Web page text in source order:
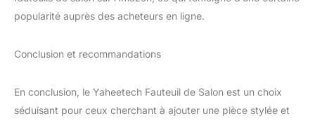
popularité auprès des acheteurs en ligne.
Conclusion et recommandations
En conclusion, le Yaheetech Fauteuil de Salon est un choix
séduisant pour ceux cherchant à ajouter une pièce stylée et